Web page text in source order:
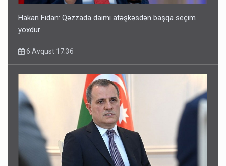
Hakan Fidan: Qəzzada daimi atəşkəsdən başqa seçim
yoxdur
6 Avqust 17:36